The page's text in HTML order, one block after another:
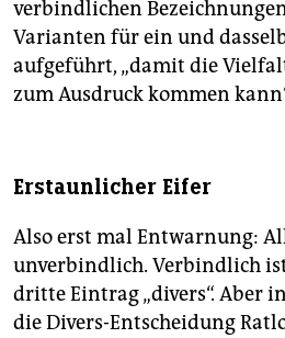
verbindlichen
Varianten für ein und
aufgeführt, „damit die
zum Ausdruck kommen
Erstaunlicher Eifer
Also erst mal Entwarnung:
unverbindlich. Verbindlich
dritte Eintrag „divers“. Aber
die Divers-Entscheidung